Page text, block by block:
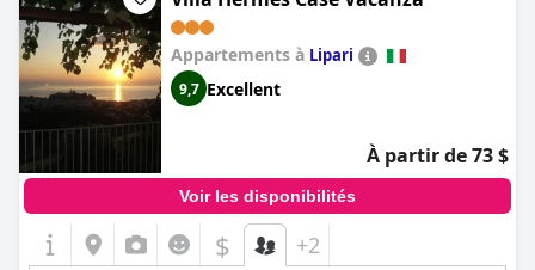
Appartements à Lipari
9,7 Excellent
À partir de 73 $
Voir les disponibilités
$ +2